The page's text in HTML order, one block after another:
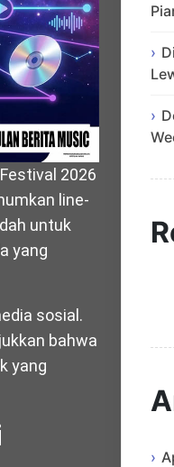
2026
line-
untuk
yang
sosial.
bahwa
yang